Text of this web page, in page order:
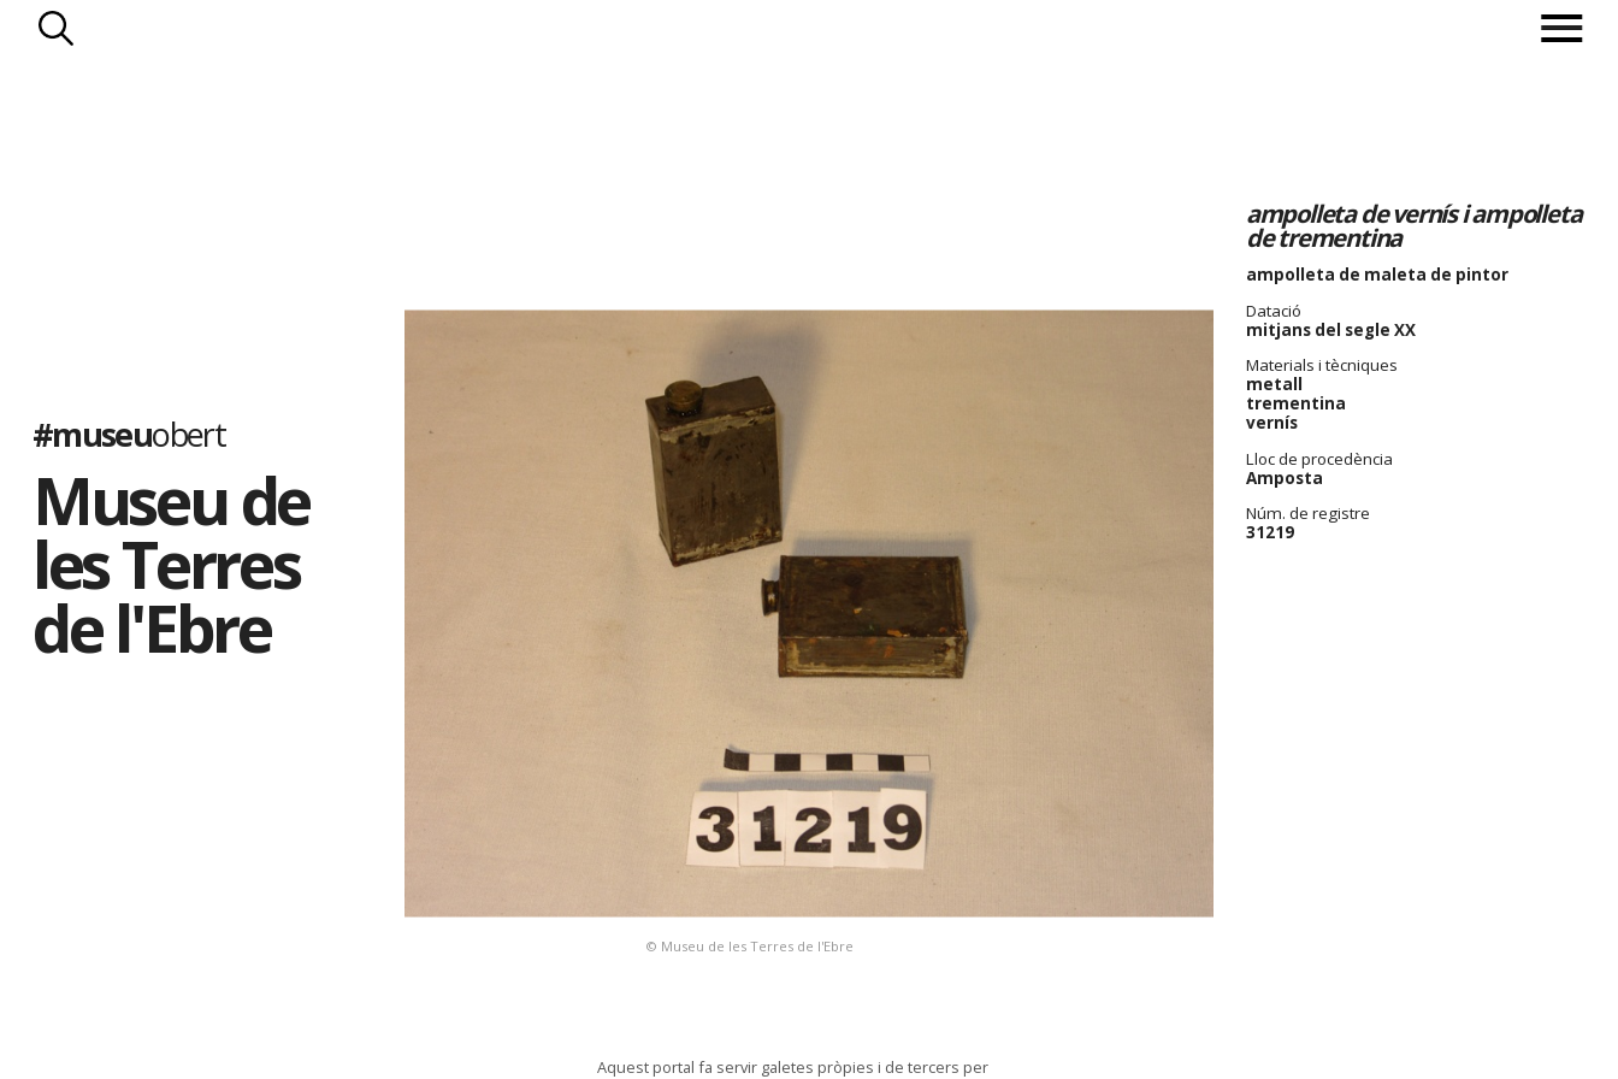
#museuobert
Museu de
les Terres
de l'Ebre
© Museu de les Terres de l'Ebre
ampolleta de vernís i ampolleta
de trementina
ampolleta de maleta de pintor
Datació
mitjans del segle XX
Materials i tècniques
metall
trementina
vernís
Lloc de procedència
Amposta
Núm. de registre
31219
Aquest portal fa servir galetes pròpies i de tercers per